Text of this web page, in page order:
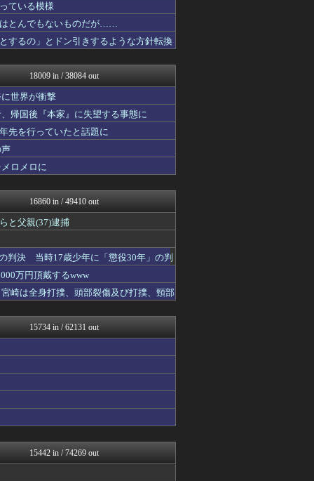
なんじぇいスタジアム＠なん...
不思議.net - 5ch...
筋肉速報
えっ!?またここのサイト?
原神速報 | GENSHI...
乃木通 乃木坂46櫻坂46...
Vtuberまとめるよ～ん
WorldFootball...
日刊やきう速報
アルファルファモザイク＠ネ...
みんな知ってた？【海外の反...
ガジェット2ch
漫画まとめ速報
ガハろぐNewsヽ(･ω･...
バズッター速報
コノユビニュース｜みんなの...
わんこーる速報！
ゲーム魔人
まとめたニュース
ラビット速報
衝撃体験！アンビリバボー｜...
怒り新党～仕返し・復讐・修...
鬼女まとめ速報 -修羅場・...
なんJ PRIDE
BABYMETAL TIM...
ている模様
はとんでもないものだが……
するの」とドン引きするような方針転換
18009 in / 38084 out
世界が衝撃
帰国後『本家』に失望する事態に
先を行っていたと話題に
ロメロに
16860 in / 49410 out
と父親(37)逮捕
判決 当時17歳少年に「懲役30年」の判
万円頂戴するwww
崎は全身打撲、頭部裂傷及び打撲、頸部
15734 in / 62131 out
15442 in / 74269 out